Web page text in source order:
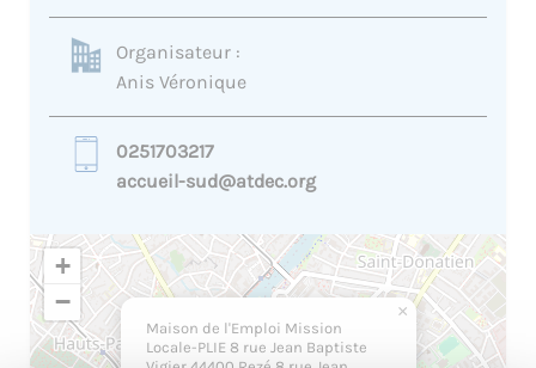
Organisateur :
Anis Véronique
0251703217
accueil-sud@atdec.org
Maison de l'Emploi Mission
Locale-PLIE 8 rue Jean Baptiste
×
+
−